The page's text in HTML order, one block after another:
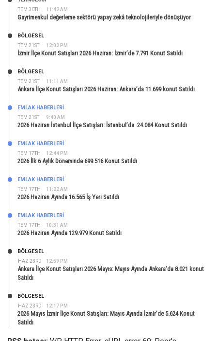
TEM 30TH 11:42 AM
Gayrimenkul değerleme sektörü yapay zekâ teknolojileriyle dönüşüyor
TEM 21ST 12:02 PM
BÖLGESEL
İzmir İlçe Konut Satışları 2026 Haziran: İzmir’de 7.791 Konut Satıldı
TEM 21ST 11:11 AM
BÖLGESEL
Ankara İlçe Konut Satışları 2026 Haziran: Ankara’da 11.699 konut Satıldı
TEM 21ST 9:40 AM
EMLAK HABERLERI
2026 Haziran İstanbul İlçe Satışları: İstanbul’da 24.084 Konut Satıldı
TEM 17TH 12:44 PM
EMLAK HABERLERI
2026 İlk 6 Aylık Döneminde 699.516 Konut Satıldı
TEM 17TH 11:22 AM
EMLAK HABERLERI
2026 Haziran Ayında 16.565 İş Yeri Satıldı
TEM 17TH 10:31 AM
EMLAK HABERLERI
2026 Haziran Ayında 129.979 Konut Satıldı
HAZ 23RD 12:59 PM
BÖLGESEL
Ankara İlçe Konut Satışları 2026 Mayıs: Mayıs Ayında Ankara’da 8.021 konut
Satıldı
HAZ 23RD 12:17 PM
BÖLGESEL
2026 Mayıs İzmir İlçe Konut Satışları: Mayıs Ayında İzmir’de 5.624 Konut
Satıldı